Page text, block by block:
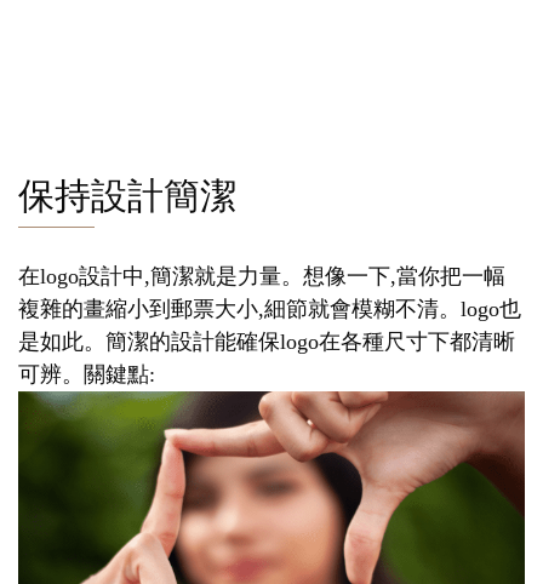
保持設計簡潔
在logo設計中,簡潔就是力量。想像一下,當你把一幅
複雜的畫縮小到郵票大小,細節就會模糊不清。logo也
是如此。簡潔的設計能確保logo在各種尺寸下都清晰
可辨。關鍵點: